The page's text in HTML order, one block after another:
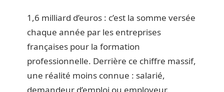
1,6 milliard d’euros : c’est la somme versée
chaque année par les entreprises
françaises pour la formation
professionnelle. Derrière ce chiffre massif,
une réalité moins connue : salarié,